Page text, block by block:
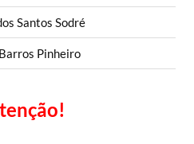
Santos Sodré
Pinheiro